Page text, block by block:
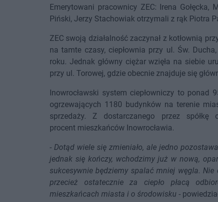
Emerytowani pracownicy ZEC: Irena
Piński, Jerzy Stachowiak otrzymali z rąk Piotra
ZEC swoją działalność zaczynał z kotłownią
na tamte czasy, ciepłownia przy ul. Św.
roku. Jednak główny ciężar wzięła na siebie
przy ul. Torowej, gdzie obecnie znajduje się
Inowrocławski system ciepłowniczy to ponad
ogrzewających 1180 budynków na terenie
sprzedaży. Z dostarczanego przez spółkę
procent mieszkańców Inowrocławia.
- Dotąd wiele się zmieniało, ale jedno
jednak się kończy, wchodzimy już w nową,
sukcesywnie będziemy spalać mniej węgla.
przecież ostatecznie za ciepło płacą
mieszkańcach miasta i o środowisku -